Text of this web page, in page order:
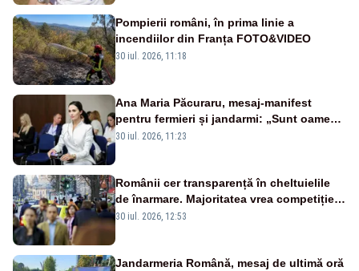
Pompierii români, în prima linie a
incendiilor din Franța FOTO&VIDEO
30 iul. 2026, 11:18
Ana Maria Păcuraru, mesaj-manifest
pentru fermieri și jandarmi: „Sunt oameni
disperați, nu sunt răufăcători”
30 iul. 2026, 11:23
Românii cer transparență în cheltuielile
de înarmare. Majoritatea vrea competiție
reală și industrie locală – SONDAJ
30 iul. 2026, 12:53
Jandarmeria Română, mesaj de ultimă oră